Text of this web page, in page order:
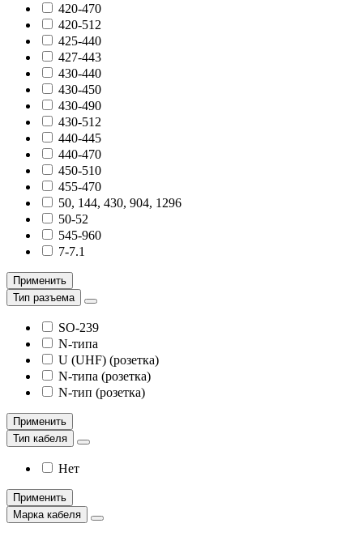
420-470
420-512
425-440
427-443
430-440
430-450
430-490
430-512
440-445
440-470
450-510
455-470
50, 144, 430, 904, 1296
50-52
545-960
7-7.1
Применить
Тип разъема
SO-239
N-типа
U (UHF) (розетка)
N-типа (розетка)
N-тип (розетка)
Применить
Тип кабеля
Нет
Применить
Марка кабеля